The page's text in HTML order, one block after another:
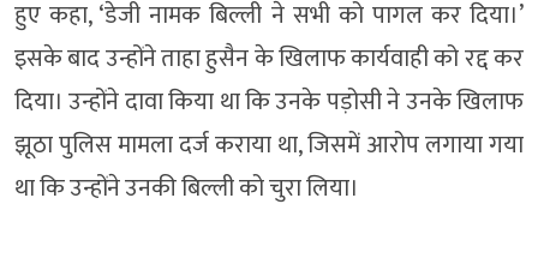
हुए कहा, ‘डेजी नामक बिल्ली ने सभी को पागल कर दिया।’
इसके बाद उन्होंने ताहा हुसैन के खिलाफ कार्यवाही को रद्द कर
दिया। उन्होंने दावा किया था कि उनके पड़ोसी ने उनके खिलाफ
झूठा पुलिस मामला दर्ज कराया था, जिसमें आरोप लगाया गया
था कि उन्होंने उनकी बिल्ली को चुरा लिया।